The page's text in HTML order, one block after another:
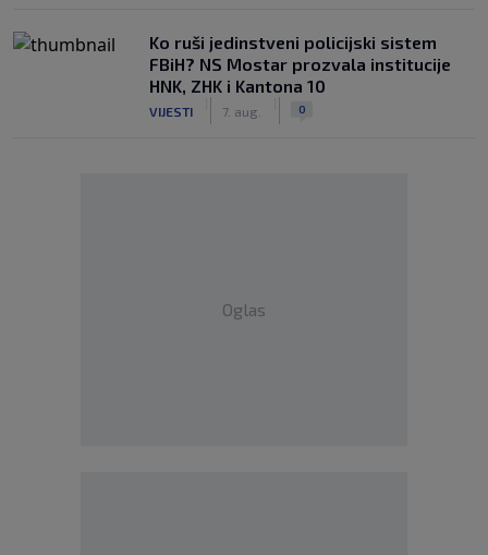
Ko ruši jedinstveni policijski sistem
FBiH? NS Mostar prozvala institucije
HNK, ZHK i Kantona 10
VIJESTI 7. aug. 0
Oglas